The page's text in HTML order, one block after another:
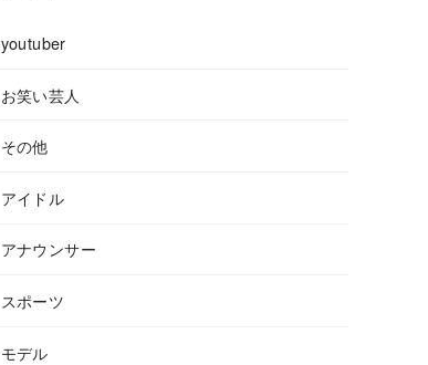
youtuber
お笑い芸人
その他
アイドル
アナウンサー
スポーツ
モデル